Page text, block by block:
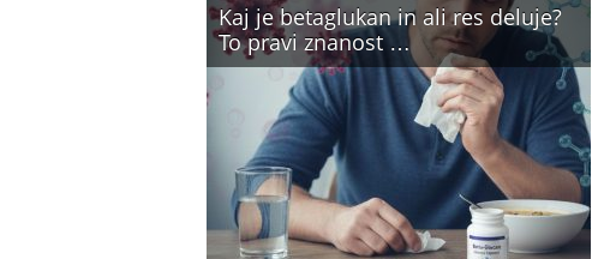
Kaj je betaglukan in ali res deluje?
To pravi znanost …